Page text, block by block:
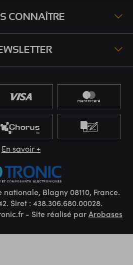
CONNAÎTRE
En savoir +
nationale, Blagny 08110, France.
Siret : 438.306.680.00028.
- Site réalisé parArobases